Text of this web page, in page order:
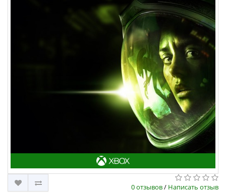
0 отзывов/ Написать отзыв